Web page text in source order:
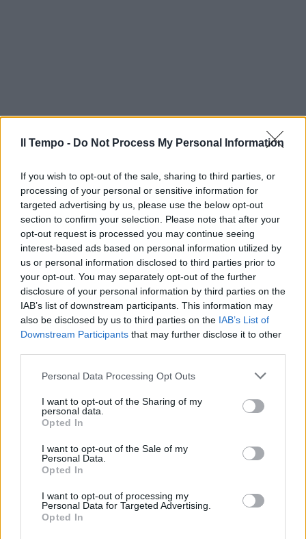
Il Tempo - Do Not Process My Personal Information
If you wish to opt-out of the sale, sharing to third parties, or
processing of your personal or sensitive information for
targeted advertising by us, please use the below opt-out
section to confirm your selection. Please note that after your
opt-out request is processed you may continue seeing
interest-based ads based on personal information utilized by
us or personal information disclosed to third parties prior to
your opt-out. You may separately opt-out of the further
disclosure of your personal information by third parties on the
IAB’s list of downstream participants. This information may
also be disclosed by us to third parties on the IAB’s List of
Downstream Participants that may further disclose it to other
Personal Data Processing Opt Outs
I want to opt-out of the Sharing of my
personal data.
Opted In
I want to opt-out of the Sale of my
Personal Data.
Opted In
I want to opt-out of processing my
Personal Data for Targeted Advertising.
Opted In